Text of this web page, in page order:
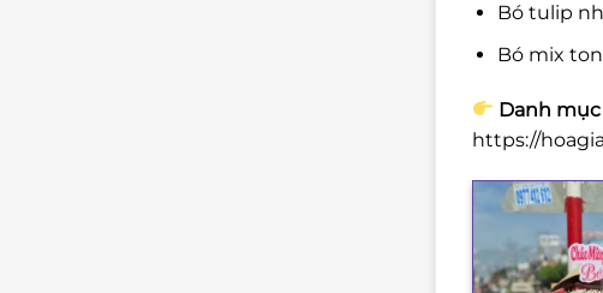
Bó tulip
Bó mix
Danh mục
https://